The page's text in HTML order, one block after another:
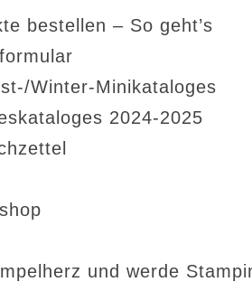
bestellen – So geht’s
Winter-Minikataloges
2024-2025
und werde